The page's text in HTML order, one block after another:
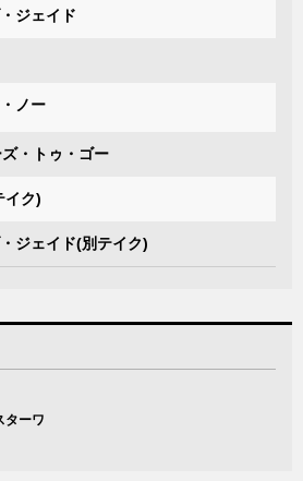
ジェイド
ノー
・トゥ・ゴー
イク)
ジェイド(別テイク)
ターワ